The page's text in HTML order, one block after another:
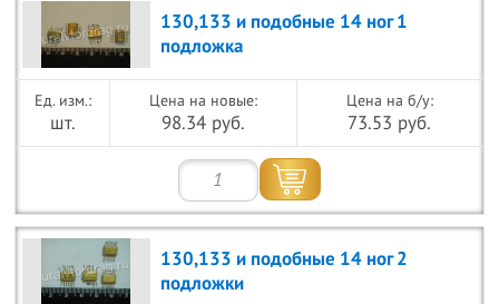
130,133 и подобные 14 ног 1
подложка
шт.
Цена на новые:
98.34 руб.
Цена на б/у:
73.53 руб.
130,133 и подобные 14 ног 2
подложки